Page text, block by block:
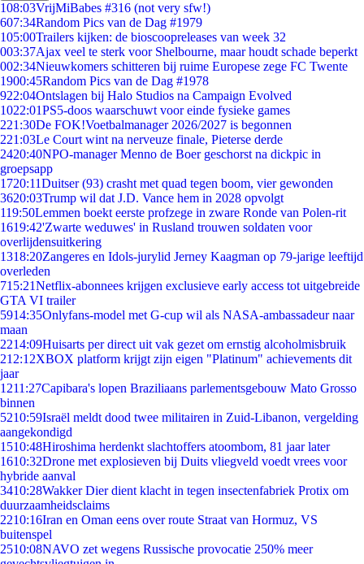
108:03VrijMiBabes #316 (not very sfw!)
607:34Random Pics van de Dag #1979
105:00Trailers kijken: de bioscoopreleases van week 32
003:37Ajax veel te sterk voor Shelbourne, maar houdt schade beperkt
002:34Nieuwkomers schitteren bij ruime Europese zege FC Twente
1900:45Random Pics van de Dag #1978
922:04Ontslagen bij Halo Studios na Campaign Evolved
1022:01PS5-doos waarschuwt voor einde fysieke games
221:30De FOK!Voetbalmanager 2026/2027 is begonnen
221:03Le Court wint na nerveuze finale, Pieterse derde
2420:40NPO-manager Menno de Boer geschorst na dickpic in
groepsapp
1720:11Duitser (93) crasht met quad tegen boom, vier gewonden
3620:03Trump wil dat J.D. Vance hem in 2028 opvolgt
119:50Lemmen boekt eerste profzege in zware Ronde van Polen-rit
1619:42'Zwarte weduwes' in Rusland trouwen soldaten voor
overlijdensuitkering
1318:20Zangeres en Idols-jurylid Jerney Kaagman op 79-jarige leeftijd
overleden
715:21Netflix-abonnees krijgen exclusieve early access tot uitgebreide
GTA VI trailer
5914:35Onlyfans-model met G-cup wil als NASA-ambassadeur naar
maan
2214:09Huisarts per direct uit vak gezet om ernstig alcoholmisbruik
212:12XBOX platform krijgt zijn eigen "Platinum" achievements dit
jaar
1211:27Capibara's lopen Braziliaans parlementsgebouw Mato Grosso
binnen
5210:59Israël meldt dood twee militairen in Zuid-Libanon, vergelding
aangekondigd
1510:48Hiroshima herdenkt slachtoffers atoombom, 81 jaar later
1610:32Drone met explosieven bij Duits vliegveld voedt vrees voor
hybride aanval
3410:28Wakker Dier dient klacht in tegen insectenfabriek Protix om
duurzaamheidsclaims
2210:16Iran en Oman eens over route Straat van Hormuz, VS
buitenspel
2510:08NAVO zet wegens Russische provocatie 250% meer